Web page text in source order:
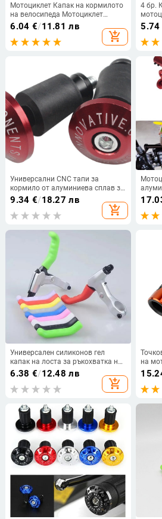
Мотоциклет Капак на кормилото
на велосипеда Мотоциклет
Гумена мека ръкохватка
Противоплъзгаща се ръкохватка
на спирачния лост Протектор
6.04 €/11.81 лв
add_shopping_cart
4 бр.
части
5.74
Универсални CNC тапи за
кормило от алуминиева сплав за
мотоциклети и електрически
превозни средства, скутери и
офроуд превозни средства.
9.34 €/18.27 лв
add_shopping_cart
Универсален силиконов гел
капак на лоста за ръкохватка на
спирачката Планински шосеен
велосипед Колоездене Защитен
капак Протектор Ръкав MTB
6.38 €/12.48 лв
add_shopping_cart
на
се